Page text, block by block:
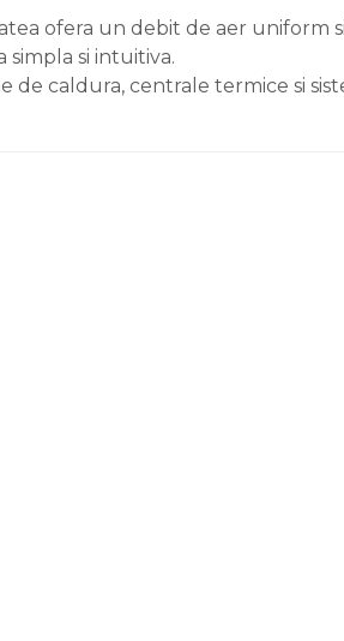
ofera un debit de aer uniform
si intuitiva.
de caldura, centrale termice si